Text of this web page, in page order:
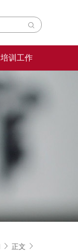
培训工作
正文